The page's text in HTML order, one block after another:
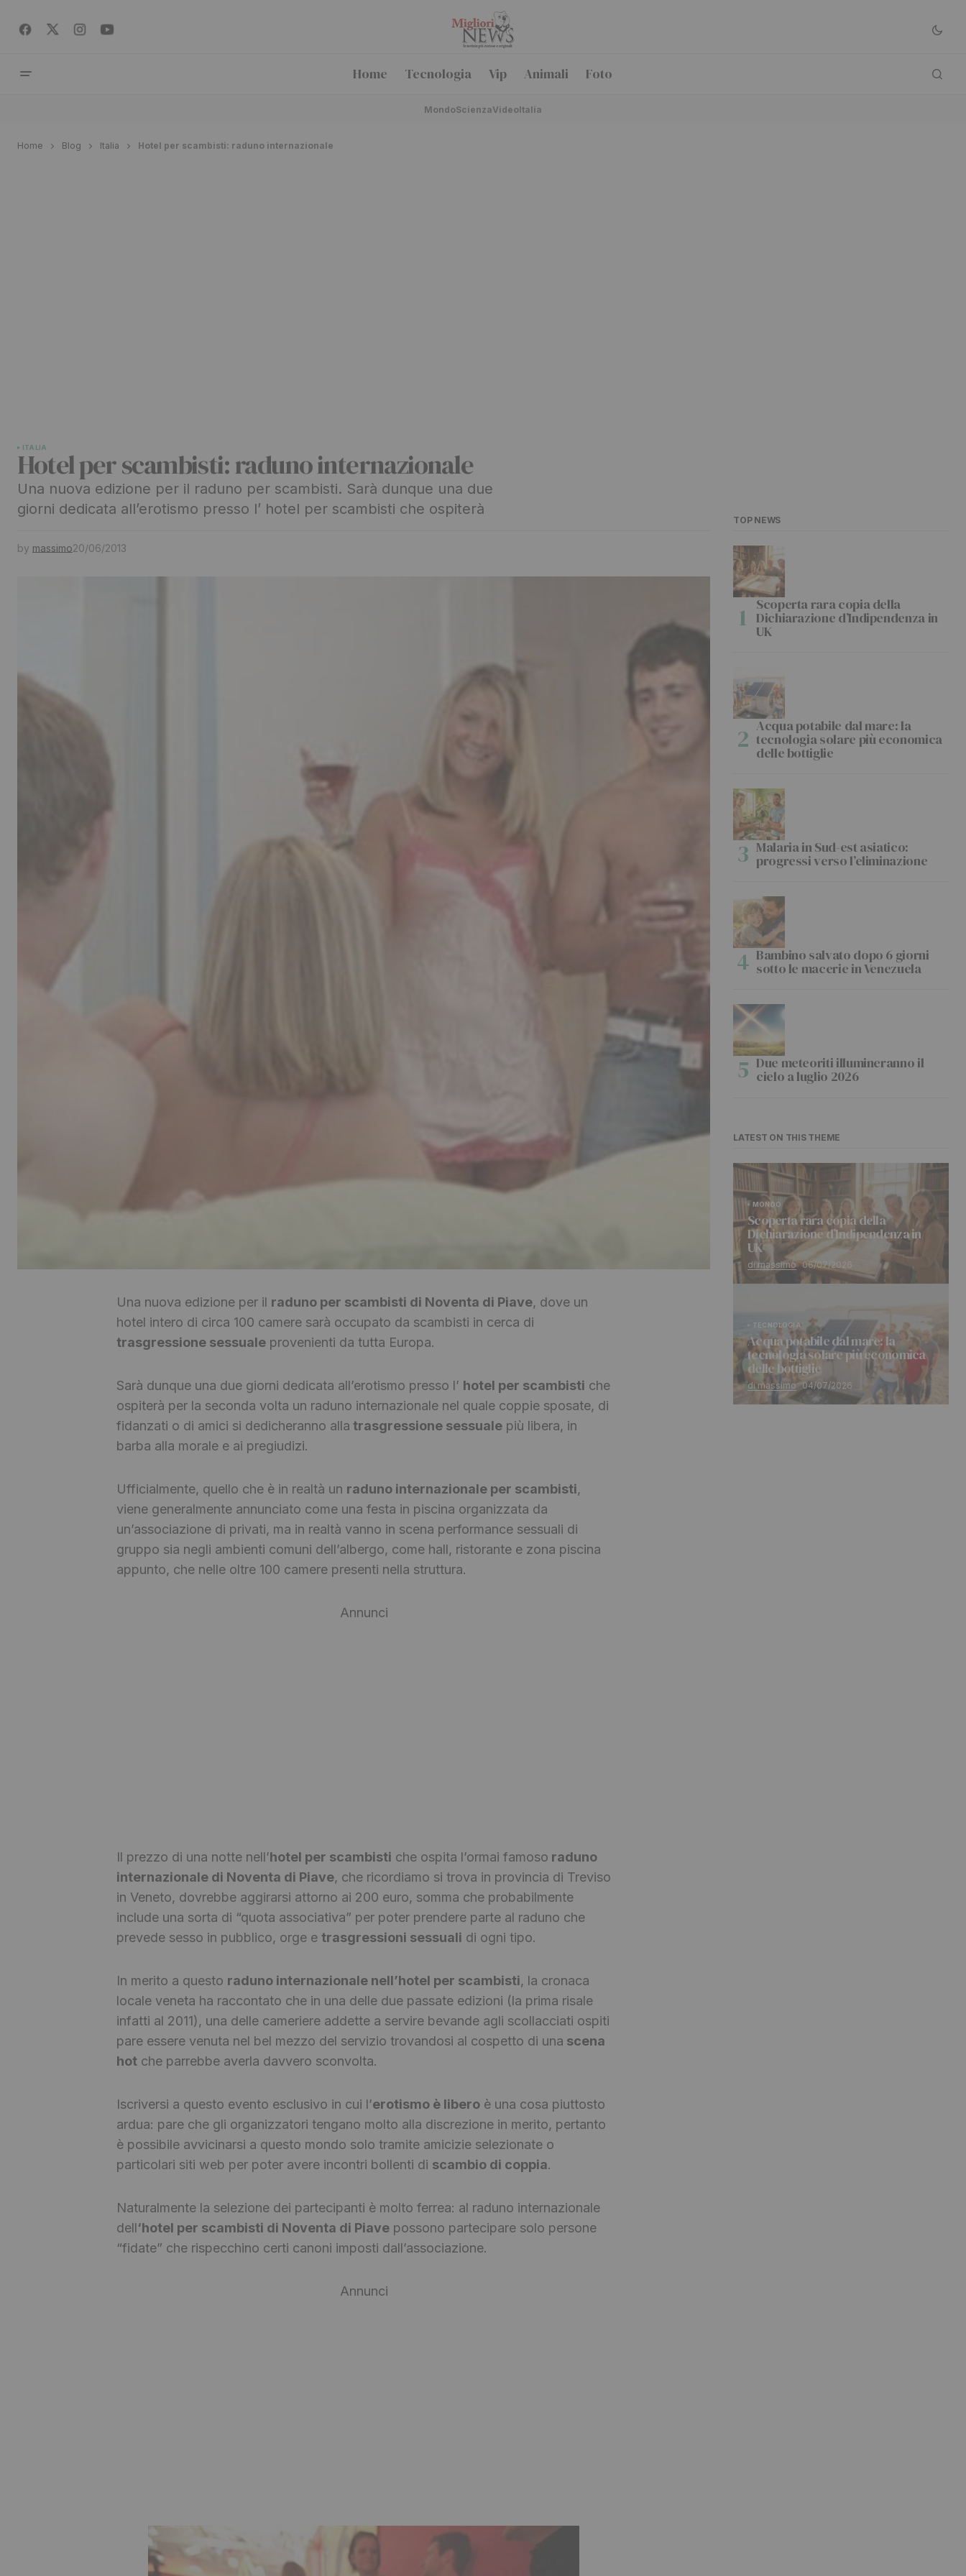
Home Tecnologia Vip Animali Foto
MondoScienzaVideoItalia
Home Blog Italia Hotel per scambisti: raduno internazionale
ITALIA
Hotel per scambisti: raduno internazionale
Una nuova edizione per il raduno per scambisti. Sarà dunque una due
giorni dedicata all’erotismo presso l’ hotel per scambisti che ospiterà
by massimo20/06/2013
Una nuova edizione per il raduno per scambisti di Noventa di Piave, dove un
hotel intero di circa 100 camere sarà occupato da scambisti in cerca di
trasgressione sessuale provenienti da tutta Europa.
Sarà dunque una due giorni dedicata all’erotismo presso l’ hotel per scambisti che
ospiterà per la seconda volta un raduno internazionale nel quale coppie sposate, di
fidanzati o di amici si dedicheranno alla trasgressione sessuale più libera, in
barba alla morale e ai pregiudizi.
Ufficialmente, quello che è in realtà un raduno internazionale per scambisti,
viene generalmente annunciato come una festa in piscina organizzata da
un’associazione di privati, ma in realtà vanno in scena performance sessuali di
gruppo sia negli ambienti comuni dell’albergo, come hall, ristorante e zona piscina
appunto, che nelle oltre 100 camere presenti nella struttura.
Annunci
Il prezzo di una notte nell’hotel per scambisti che ospita l’ormai famoso raduno
internazionale di Noventa di Piave, che ricordiamo si trova in provincia di Treviso
in Veneto, dovrebbe aggirarsi attorno ai 200 euro, somma che probabilmente
include una sorta di “quota associativa” per poter prendere parte al raduno che
prevede sesso in pubblico, orge e trasgressioni sessuali di ogni tipo.
In merito a questo raduno internazionale nell’hotel per scambisti, la cronaca
locale veneta ha raccontato che in una delle due passate edizioni (la prima risale
infatti al 2011), una delle cameriere addette a servire bevande agli scollacciati ospiti
pare essere venuta nel bel mezzo del servizio trovandosi al cospetto di una scena
hot che parrebbe averla davvero sconvolta.
Iscriversi a questo evento esclusivo in cui l’erotismo è libero è una cosa piuttosto
ardua: pare che gli organizzatori tengano molto alla discrezione in merito, pertanto
è possibile avvicinarsi a questo mondo solo tramite amicizie selezionate o
particolari siti web per poter avere incontri bollenti di scambio di coppia.
Naturalmente la selezione dei partecipanti è molto ferrea: al raduno internazionale
dell‘hotel per scambisti di Noventa di Piave possono partecipare solo persone
“fidate” che rispecchino certi canoni imposti dall’associazione.
Annunci
TOP NEWS
Scoperta rara copia della
Dichiarazione d’Indipendenza in
UK
Acqua potabile dal mare: la
tecnologia solare più economica
delle bottiglie
Malaria in Sud-est asiatico:
progressi verso l’eliminazione
Bambino salvato dopo 6 giorni
sotto le macerie in Venezuela
Due meteoriti illumineranno il
cielo a luglio 2026
LATEST ON THIS THEME
MONDO
Scoperta rara copia della
Dichiarazione d’Indipendenza in
UK
di massimo 06/07/2026
TECNOLOGIA
Acqua potabile dal mare: la
tecnologia solare più economica
delle bottiglie
di massimo 04/07/2026